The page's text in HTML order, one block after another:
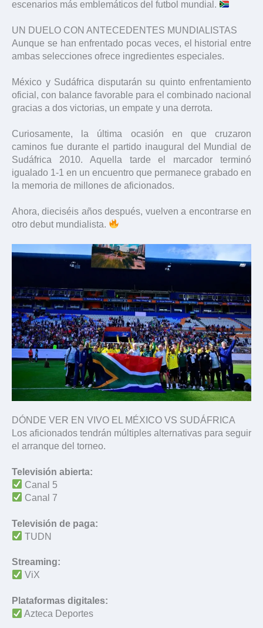
escenarios más emblemáticos del futbol mundial.
UN DUELO CON ANTECEDENTES MUNDIALISTAS
Aunque se han enfrentado pocas veces, el historial entre
ambas selecciones ofrece ingredientes especiales.
México y Sudáfrica disputarán su quinto enfrentamiento
oficial, con balance favorable para el combinado nacional
gracias a dos victorias, un empate y una derrota.
Curiosamente, la última ocasión en que cruzaron
caminos fue durante el partido inaugural del Mundial de
Sudáfrica 2010. Aquella tarde el marcador terminó
igualado 1-1 en un encuentro que permanece grabado en
la memoria de millones de aficionados.
Ahora, dieciséis años después, vuelven a encontrarse en
otro debut mundialista.
DÓNDE VER EN VIVO EL MÉXICO VS SUDÁFRICA
Los aficionados tendrán múltiples alternativas para seguir
el arranque del torneo.
Televisión abierta:
Canal 5
Canal 7
Televisión de paga:
TUDN
Streaming:
ViX
Plataformas digitales:
Azteca Deportes